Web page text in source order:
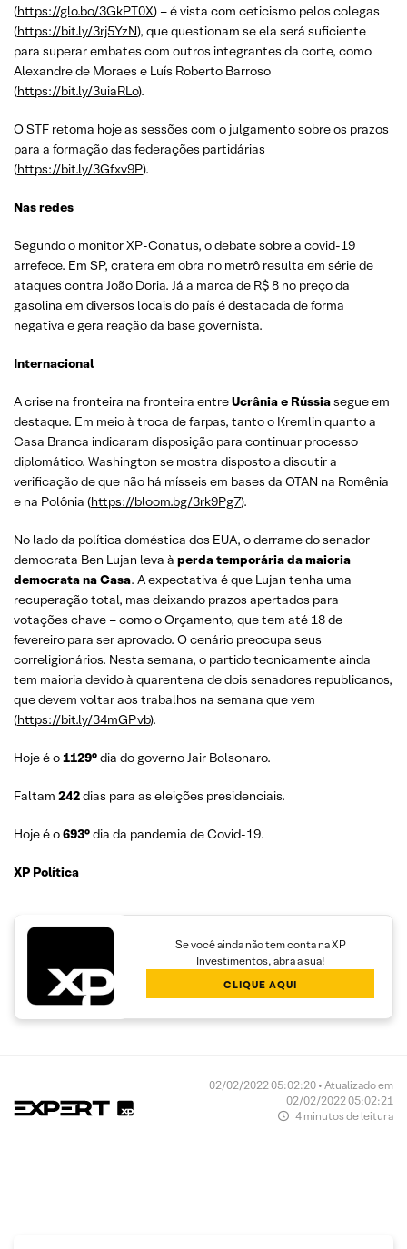
(https://glo.bo/3GkPT0X) – é vista com ceticismo pelos colegas
(https://bit.ly/3rj5YzN), que questionam se ela será suficiente
para superar embates com outros integrantes da corte, como
Alexandre de Moraes e Luís Roberto Barroso
(https://bit.ly/3uiaRLo).
O STF retoma hoje as sessões com o julgamento sobre os prazos
para a formação das federações partidárias
(https://bit.ly/3Gfxv9P).
Nas redes
Segundo o monitor XP-Conatus, o debate sobre a covid-19
arrefece. Em SP, cratera em obra no metrô resulta em série de
ataques contra João Doria. Já a marca de R$ 8 no preço da
gasolina em diversos locais do país é destacada de forma
negativa e gera reação da base governista.
Internacional
A crise na fronteira na fronteira entreUcrânia e Rússiasegue em
destaque. Em meio à troca de farpas, tanto o Kremlin quanto a
Casa Branca indicaram disposição para continuar processo
diplomático. Washington se mostra disposto a discutir a
verificação de que não há mísseis em bases da OTAN na Romênia
e na Polônia (https://bloom.bg/3rk9Pg7).
No lado da política doméstica dos EUA, o derrame do senador
democrata Ben Lujan leva à perda temporária da maioria
democrata na Casa. A expectativa é que Lujan tenha uma
recuperação total, mas deixando prazos apertados para
votações chave – como o Orçamento, que tem até 18 de
fevereiro para ser aprovado. O cenário preocupa seus
correligionários. Nesta semana, o partido tecnicamente ainda
tem maioria devido à quarentena de dois senadores republicanos,
que devem voltar aos trabalhos na semana que vem
(https://bit.ly/34mGPvb).
Hoje é o1129°dia do governo Jair Bolsonaro.
Faltam 242dias para as eleições presidenciais.
Hoje é o693°dia da pandemia de Covid-19.
XP Política
Se você ainda não tem conta na XP
Investimentos, abra a sua!
CLIQUE AQUI
02/02/2022 05:02:20 • Atualizado em
02/02/2022 05:02:21
4 minutos de leitura